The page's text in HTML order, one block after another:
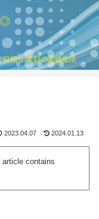
◎
指せ!笑顔の老後生活
2023.04.07 2024.01.13
contains